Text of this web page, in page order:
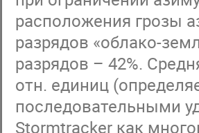
расположения грозы
разрядов «облако-
разрядов – 42%.
отн. единиц
последовательными
Stormtracker как